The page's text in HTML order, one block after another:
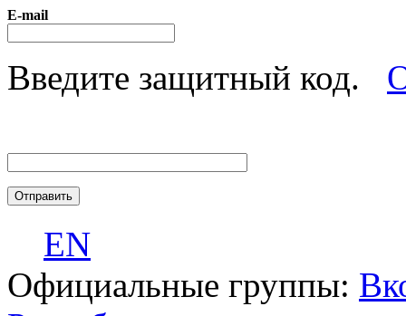
E-mail
Введите защитный код.
EN
Официальные группы: